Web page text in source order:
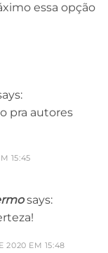
essa opção
pra autores
15:45
says:
2020 EM 15:48